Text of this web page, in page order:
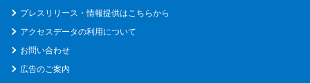
プレスリリース・情報提供はこちらから
アクセスデータの利用について
お問い合わせ
広告のご案内